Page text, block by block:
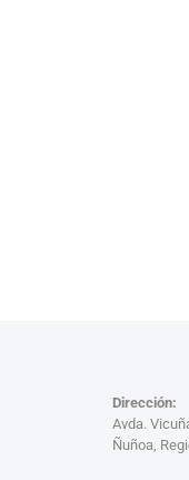
Dirección:
Avda.
Ñuñoa,